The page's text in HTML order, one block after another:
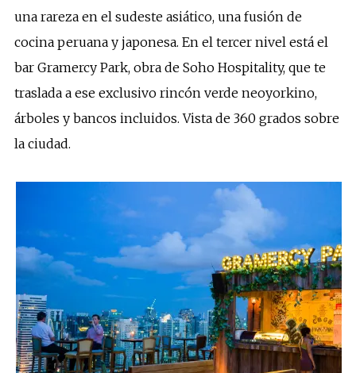
una rareza en el sudeste asiático, una fusión de
cocina peruana y japonesa. En el tercer nivel está el
bar Gramercy Park, obra de Soho Hospitality, que te
traslada a ese exclusivo rincón verde neoyorkino,
árboles y bancos incluidos. Vista de 360 grados sobre
la ciudad.